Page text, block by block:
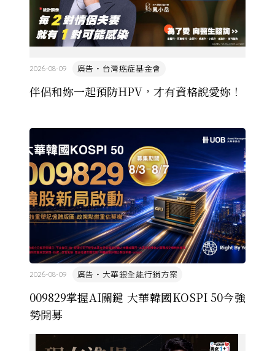
伴侶和妳一起預防HPV，才有資格說愛妳！
廣告・台灣癌症基金會
2026-08-09
009829掌握AI關鍵 大華韓國KOSPI 50今強
勢開募
廣告・大華銀全能行銷方案
2026-08-09